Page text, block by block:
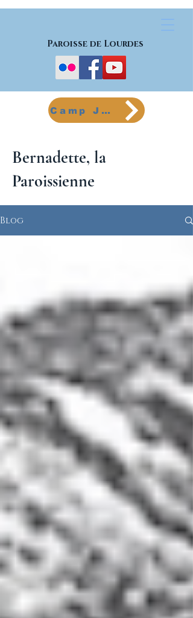
Paroisse de Lourdes
Camp Jeunes
Bernadette, la
Paroissienne
Blog